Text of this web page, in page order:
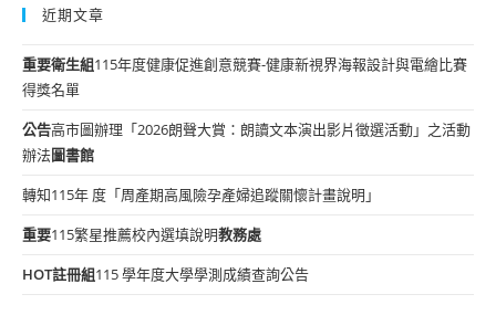
近期文章
重要衛生組115年度健康促進創意競賽-健康新視界海報設計與電繪比賽
得獎名單
公告高市圖辦理「2026朗聲大賞：朗讀文本演出影片徵選活動」之活動
辦法圖書館
轉知115年 度「周產期高風險孕產婦追蹤關懷計畫說明」
重要115繁星推薦校內選填說明教務處
HOT註冊組115 學年度大學學測成績查詢公告